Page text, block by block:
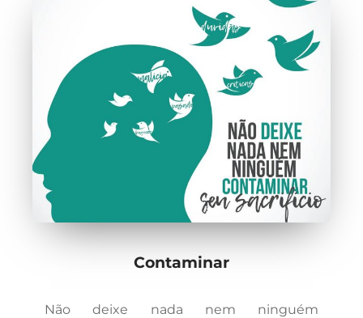
Contaminar
Não deixe nada nem ninguém